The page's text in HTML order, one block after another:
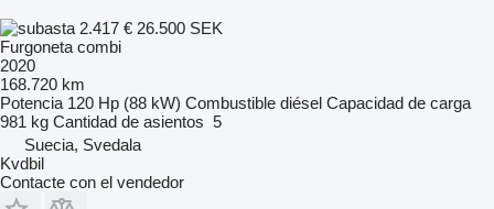
2.417 € 26.500 SEK
Furgoneta combi
2020
168.720 km
Potencia 120 Hp (88 kW) Combustible diésel Capacidad de carga
981 kg Cantidad de asientos 5
Suecia, Svedala
Kvdbil
Contacte con el vendedor